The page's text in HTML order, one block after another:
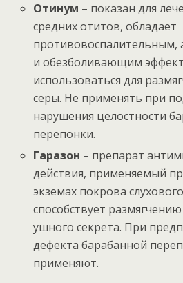
Отинум – показан для
средних отитов, обладает
и обезболивающим
использоваться для
серы. Не применять при
нарушения целостности
перепонки.
Гаразон – препарат
действия, применяемый
экземах покрова
способствует
ушного секрета. При
дефекта барабанной
применяют.